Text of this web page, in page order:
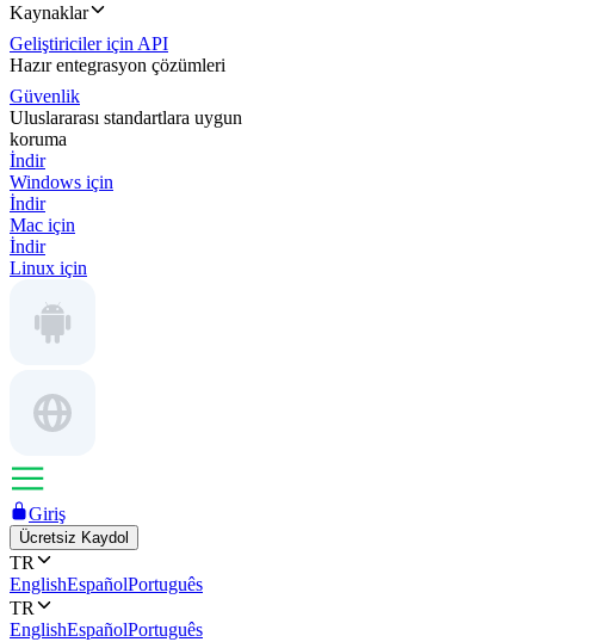
Kaynaklar
Geliştiriciler için API
Hazır entegrasyon çözümleri
Güvenlik
Uluslararası standartlara uygun
koruma
İndir
Windows için
İndir
Mac için
İndir
Linux için
Giriş
Ücretsiz Kaydol
TR
EnglishEspañolPortuguês
TR
EnglishEspañolPortuguês